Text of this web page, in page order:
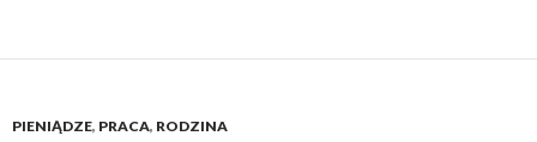
PIENIĄDZE, PRACA, RODZINA